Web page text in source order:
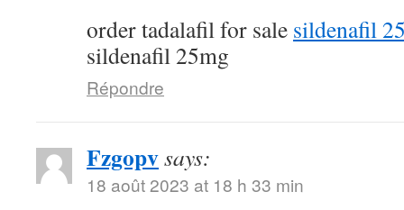
order tadalafil for sale sildenafil
sildenafil 25mg
Répondre
Fzgopvsays:
18 août 2023 at 18 h 33 min